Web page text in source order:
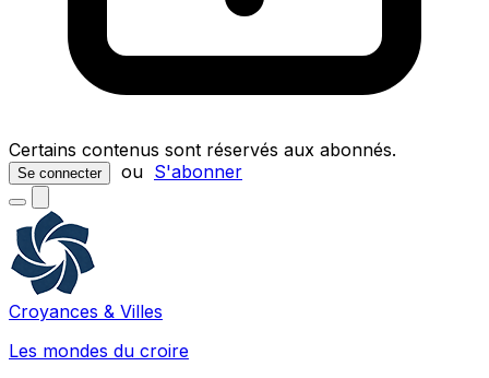
Certains contenus sont réservés aux abonnés.
Se connecter ou S'abonner
Croyances & Villes
Les mondes du croire